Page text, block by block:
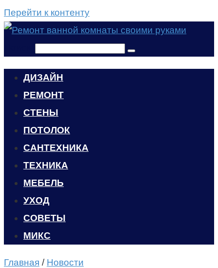
Перейти к контенту
ДИЗАЙН
РЕМОНТ
СТЕНЫ
ПОТОЛОК
САНТЕХНИКА
ТЕХНИКА
МЕБЕЛЬ
УХОД
CОВЕТЫ
МИКС
Главная / Новости